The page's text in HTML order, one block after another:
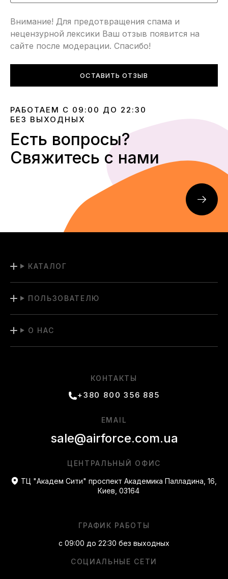
Внимание! Для предотвращения спама и
нецензурной лексики Ваш отзыв появится на
сайте после модерации. Спасибо!
ОСТАВИТЬ ОТЗЫВ
РАБОТАЕМ С 09:00 ДО 22:30
БЕЗ ВЫХОДНЫХ
Есть вопросы?
Свяжитесь с нами
КАТАЛОГ
ПОЛЬЗОВАТЕЛЮ
О НАС
КОНТАКТЫ
+380 800 356 885
ЦЕНТРАЛЬНЫЙ ОФИС
ТЦ "Академ Сити" проспект Академика Палладина, 16,
Киев, 03164
СОЦИАЛЬНЫЕ СЕТИ
EMAIL
sale@airforce.com.ua
ГРАФИК РАБОТЫ
с 09:00 до 22:30 без выходных